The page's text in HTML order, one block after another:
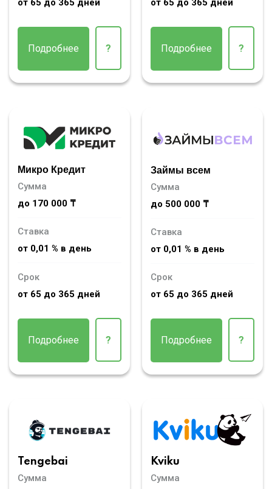
от 65 до 365 дней
Подробнее ?
от 65 до 365 дней
Подробнее ?
Микро Кредит
Сумма
до 170 000 ₸
Ставка
от 0,01 % в день
Срок
от 65 до 365 дней
Подробнее ?
Займы всем
Сумма
до 500 000 ₸
Ставка
от 0,01 % в день
Срок
от 65 до 365 дней
Подробнее ?
Tengebai
Сумма
Kviku
Сумма